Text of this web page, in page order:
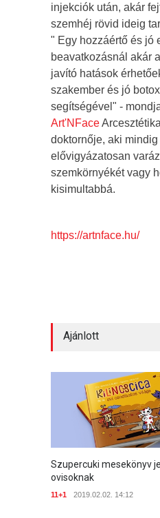
injekciók után, akár
szemhéj rövid ideig
" Egy hozzáértő és jó
beavatkozásnál akár
javító hatások
szakember és jó
segítségével" -
Art'NFace
doktornője, aki
elővigyázatosan
szemkörnyékét vagy
kisimultabbá.
https://artnface.hu/
Ajánlott
Szupercuki mesekönyv
ovisoknak
11+1 2019.02.02. 14:12